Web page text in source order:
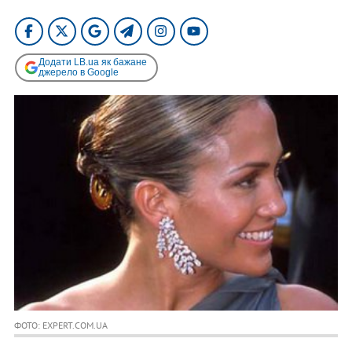
Додати LB.ua як бажане
джерело в Google
ФОТО: EXPERT.COM.UA